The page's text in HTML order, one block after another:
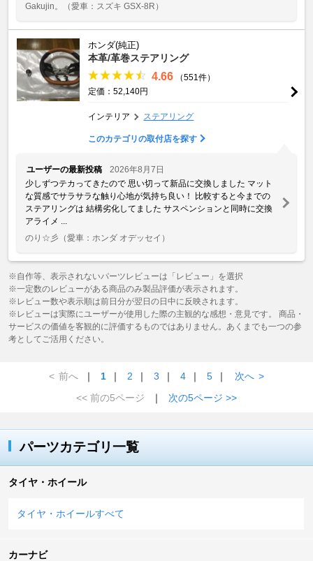
Gakujin。
（愛車：スズキ GSX-8R）
ホンダ(純正)
本革/革巻ステアリング
4.66
（551件）
定価：52,140円
インテリア ステアリング
このカテゴリの取付店を探す
ユーザーの最新投稿
2026年8月7日
少しずつテカってきたので 思い切って新品に交換しました マット
な質感でサラサラな触り心地が気持ち良い！ 比較すると今までの
ステアリングは 結構劣化してました サスペンションと同時に交換
アライメ ...
のり☆彡 （愛車：ホンダ オデッセイ）
※自作等、表示されないパーツレビューは「レビュー」を選択
※一定数のレビューがある商品のみ製品評価が表示されます。
※レビュー数や表示順は前日分が翌日の日中に反映されます。
※レビューは実際にユーザーが使用した際の主観的な感想・意見です。 商品・
サービスの価値を客観的に評価するものではありません。あくまでも一つの参
考としてご活用ください。
< 前へ ｜ 1 ｜ 2 ｜ 3 ｜ 4 ｜ 5 ｜ 次へ >
<< 前の5ページ
｜ 次の5ページ >>
パーツカテゴリ一覧
タイヤ・ホイール
タイヤ・ホイールすべて
カーナビ